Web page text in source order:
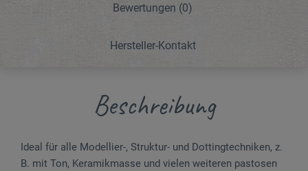
Bewertungen (0)
Hersteller-Kontakt
Beschreibung
Ideal für alle Modellier-, Struktur- und Dottingtechniken, z.
B. mit Ton, Keramikmasse und vielen weiteren pastosen